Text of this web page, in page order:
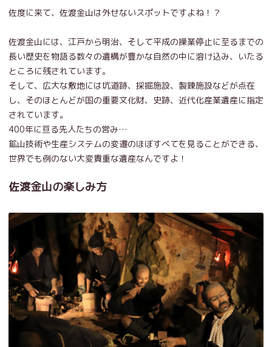
佐度に来て、佐渡金山は外せないスポットですよね！？
佐渡金山には、江戸から明治、そして平成の操業停止に至るまでの
長い歴史を物語る数々の遺構が豊かな自然の中に溶け込み、いたる
ところに残されています。
そして、広大な敷地には坑道跡、採掘施設、製錬施設などが点在
し、そのほとんどが国の重要文化財、史跡、近代化産業遺産に指定
されています。
400年に亘る先人たちの営み…
鉱山技術や生産システムの変遷のほぼすべてを見ることができる、
世界でも例のない大変貴重な遺産なんですよ！
佐渡金山の楽しみ方